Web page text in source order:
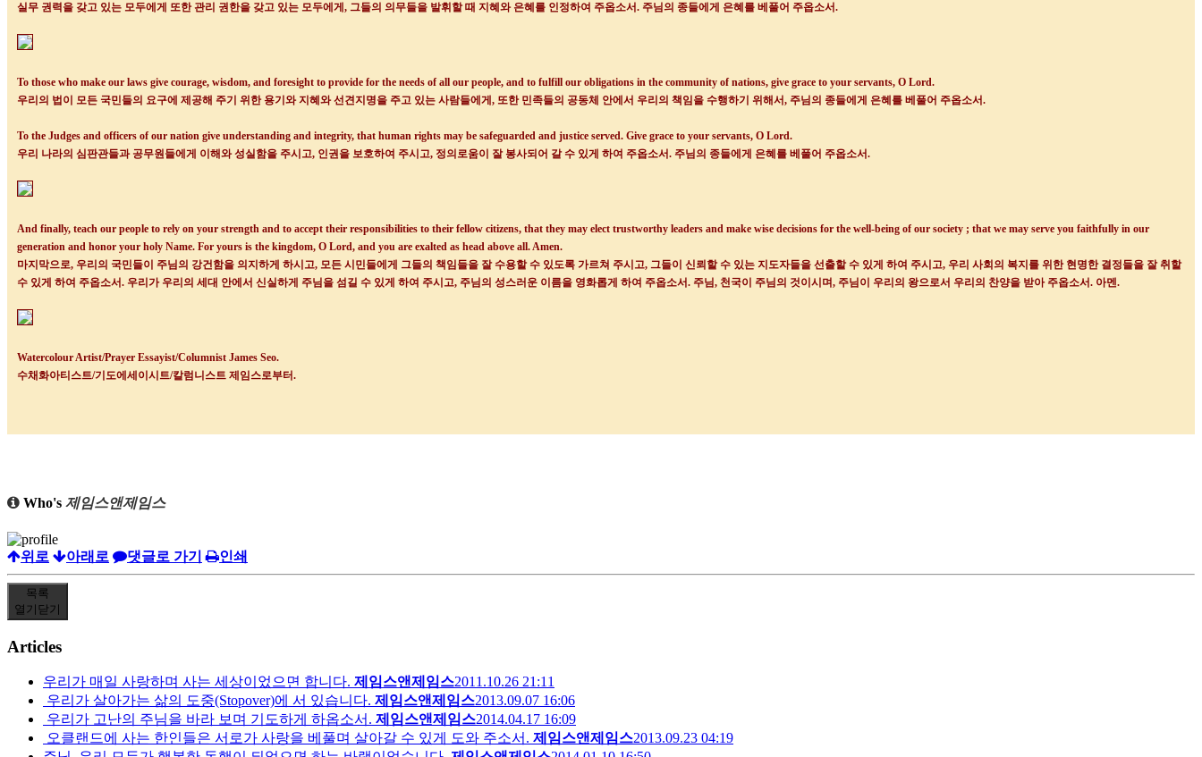
실무 권력을 갖고 있는 모두에게 또한 관리 권한을 갖고 있는 모두에게 , 그들의 의무들을 발휘할 때 지혜와 은혜를 인정하여 주옵소서. 주님의 종들에게 은혜를 베풀어 주옵소서.
To those who make our laws give courage, wisdom, and foresight to provide for the needs of all our people, and to fulfill our obligations in the community of nations, give grace to your servants, O Lord.
우리의 법이 모든 국민들의 요구에 제공해 주기 위한 용기와 지혜와 선견지명을 주고 있는 사람들에게 , 또한 민족들의 공동체 안에서 우리의 책임을 수행하기 위해서, 주님의 종들에게 은혜를 베풀어 주옵소서.
To the Judges and officers of our nation give understanding and integrity, that human rights may be safeguarded and justice served. Give grace to your servants, O Lord.
우리 나라의 심판관들과 공무원들에게 이해와 성실함을 주시고, 인권을 보호하여 주시고, 정의로움이 잘 봉사되어 갈 수 있게 하여 주옵소서. 주님의 종들에게 은혜를 베풀어 주옵소서.
And finally, teach our people to rely on your strength and to accept their responsibilities to their fellow citizens, that they may elect trustworthy leaders and make wise decisions for the well-being of our society ; that we may serve you faithfully in our
generation and honor your holy Name. For yours is the kingdom, O Lord, and you are exalted as head above all. Amen.
마지막으로, 우리의 국민들이 주님의 강건함을 의지하게 하시고, 모든 시민들에게 그들의 책임들을 잘 수용할 수 있도록 가르쳐 주시고, 그들이 신뢰할 수 있는 지도자들을 선출할 수 있게 하여 주시고, 우리 사회의 복지를 위한 현명한 결정들을 잘 취할
수 있게 하여 주옵소서. 우리가 우리의 세대 안에서 신실하게 주님을 섬길 수 있게 하여 주시고, 주님의 성스러운 이름을 영화롭게 하여 주옵소서. 주님, 천국이 주님의 것이시며, 주님이 우리의 왕으로서 우리의 찬양을 받아 주옵소서. 아멘.
Watercolour Artist/Prayer Essayist/Columnist James Seo.
수채화아티스트/기도에세이시트/칼럼니스트 제임스로부터.
Who's 제임스앤제임스
위로 아래로 댓글로 가기 인쇄
목록
열기 닫기
Articles
우리가 매일 사랑하며 사는 세상이었으면 합니다. 제임스앤제임스2011.10.26 21:11
우리가 살아가는 삶의 도중(Stopover)에 서 있습니다. 제임스앤제임스2013.09.07 16:06
우리가 고난의 주님을 바라 보며 기도하게 하옵소서. 제임스앤제임스2014.04.17 16:09
오클랜드에 사는 한인들은 서로가 사랑을 베풀며 살아갈 수 있게 도와 주소서. 제임스앤제임스2013.09.23 04:19